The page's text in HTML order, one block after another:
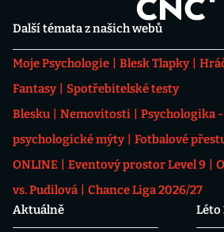
Další témata z našich webů
Moje Psychologie Blesk Tlapky
Fantasy
Spotřebitelské testy
Blesku
Nemovitosti
Psychologika
psychologické mýty
Fotbalové
ONLINE
Eventový prostor Level 9
vs. Pudilová
Chance Liga 2026/27
Aktuálně
Léto